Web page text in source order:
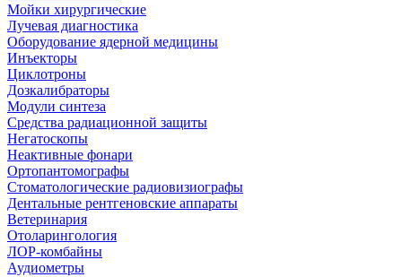
Мойки хирургические
Лучевая диагностика
Оборудование ядерной медицины
Инъекторы
Циклотроны
Дозкалибраторы
Модули синтеза
Средства радиационной защиты
Негатоскопы
Неактивные фонари
Ортопантомографы
Стоматологические радиовизиографы
Дентальные рентгеновские аппараты
Ветеринария
Отоларингология
ЛОР-комбайны
Аудиометры